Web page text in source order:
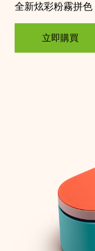
全新炫彩粉霧拼
立即購買